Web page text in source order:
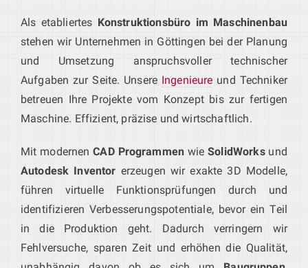
Als etabliertes Konstruktionsbüro im Maschinenbau
stehen wir Unternehmen in Göttingen bei der Planung
und Umsetzung anspruchsvoller technischer
Aufgaben zur Seite. Unsere Ingenieure und Techniker
betreuen Ihre Projekte vom Konzept bis zur fertigen
Maschine. Effizient, präzise und wirtschaftlich.
Mit modernenCAD Programmen wieSolidWorksund
Autodesk Inventor erzeugen wir exakte 3D Modelle,
führen virtuelle Funktionsprüfungen durch und
identifizieren Verbesserungspotentiale, bevor ein Teil
in die Produktion geht. Dadurch verringern wir
Fehlversuche, sparen Zeit und erhöhen die Qualität,